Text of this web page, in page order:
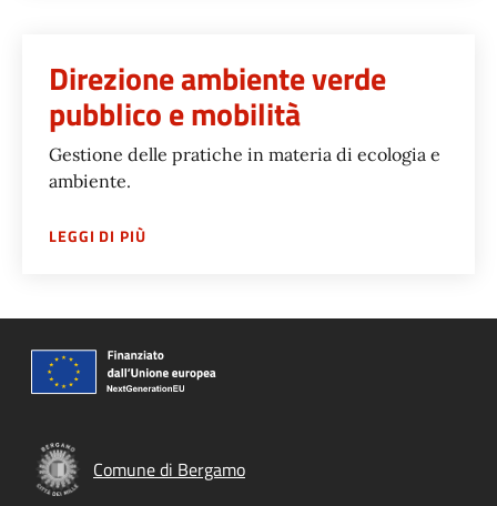
Direzione ambiente verde
pubblico e mobilità
Gestione delle pratiche in materia di ecologia e
ambiente.
LEGGI DI PIÙSU
Comune di Bergamo